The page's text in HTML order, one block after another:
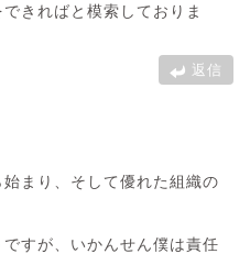
きればと模索しておりま
返信
まり、そして優れた組織の
すが、いかんせん僕は責任